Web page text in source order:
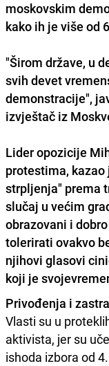
moskovskim
kako ih je više od
"Širom države, u
svih devet
demonstracije",
izvještač iz
Lider opozicije
protestima,
strpljenja" prema
slučaj u većim
obrazovani i
tolerirati ovakvo
njihovi glasovi
koji je
Privođenja i
Vlasti su u
aktivista, jer su
ishoda izbora od